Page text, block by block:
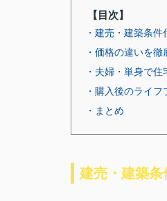
【目次】
・建売・建築条
・価格の違いを
・夫婦・単身で
・購入後のライ
・まとめ
建売・建築条